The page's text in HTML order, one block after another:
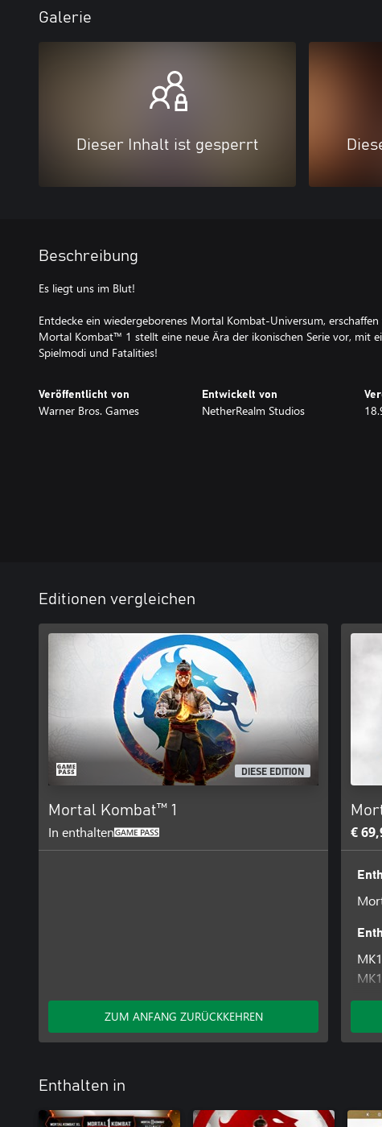
Galerie
Dieser Inhalt ist gesperrt
Beschreibung
Es liegt uns im Blut!
Entdecke ein wiedergeborenes Mortal Kombat-Universum,
Mortal Kombat™ 1 stellt eine neue Ära der ikonischen Serie vor, mit
Spielmodi und Fatalities!
Veröffentlicht von
Warner Bros. Games
Entwickelt von
NetherRealm Studios
Editionen vergleichen
DIESE EDITION
Mortal Kombat™ 1
In enthalten
ZUM ANFANG ZURÜCKKEHREN
€
Enthalten in